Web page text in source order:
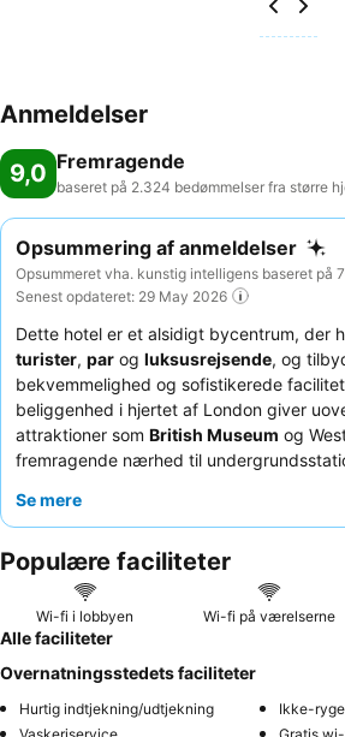
Anmeldelser
9,0 Fremragende
baseret på 2.324 bedømmelser fra større
Opsummering af anmeldelser
Opsummeret vha. kunstig intelligens baseret på
Senest opdateret: 29 May 2026
Dette hotel er et alsidigt bycentrum, der
turister, par og luksusrejsende, og
bekvemmelighed og sofistikerede
beliggenhed i hjertet af London giver
attraktioner som British Museum og
fremragende nærhed til
af et skarpt projektionssystem og
konsekvent personalets varme og
restauranten modtager anerkendelse for
oste-kroketterne og risottoen. For en
kan du overveje at booke et værelse med
ekstra plads og luksus.
Se mere
Populære faciliteter
Wi-fi i lobbyen Wi-fi på værelserne
Alle faciliteter
Overnatningsstedets faciliteter
Hurtig indtjekning/udtjekning
Ikke-